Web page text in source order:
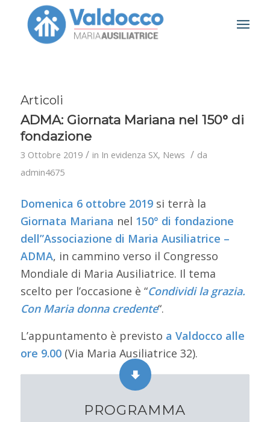
Articoli
ADMA: Giornata Mariana nel 150° di
fondazione
3 Ottobre 2019 / in In evidenza SX, News / da
admin4675
Domenica 6 ottobre 2019si terrà la
Giornata Mariana nel 150° di fondazione
dell”Associazione di Maria Ausiliatrice –
ADMA, in cammino verso il Congresso
Mondiale di Maria Ausiliatrice. Il tema
scelto per l’occasione è “Condividi la grazia.
Con Maria donna credente“.
L’appuntamento è previsto a Valdocco alle
ore 9.00(Via Maria Ausiliatrice 32).
PROGRAMMA